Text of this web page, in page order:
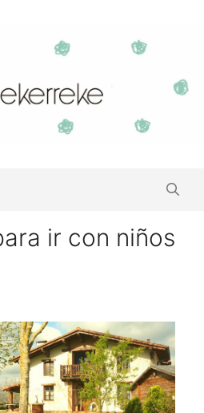
ir con niños